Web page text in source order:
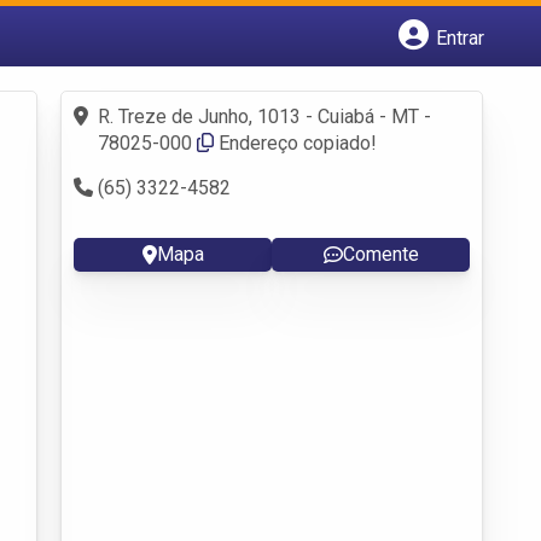
Entrar
Fazer login
Criar conta
R. Treze de Junho, 1013 - Cuiabá - MT -
78025-000
Endereço copiado!
(65) 3322-4582
Mapa Comente